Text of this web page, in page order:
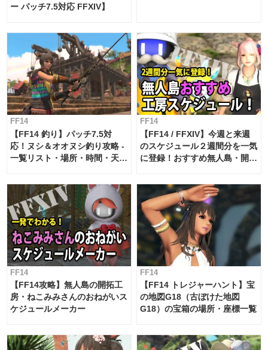
ー パッチ7.5対応 FFXIV】
FF14
【FF14 釣り】パッチ7.5対
応！ヌシ＆オオヌシ釣り攻略 -
一覧リスト・場所・時間・天
FF14
【FF14 / FFXIV】今週と来週
のスケジュール２週間分を一気
に登録！おすすめ無人島・開拓
FF14
【FF14攻略】無人島の開拓工
房・ねこみみさんのおねがいス
ケジュールメーカー
FF14
【FF14 トレジャーハント】宝
の地図G18（古ぼけた地図
G18）の宝箱の場所・座標一覧